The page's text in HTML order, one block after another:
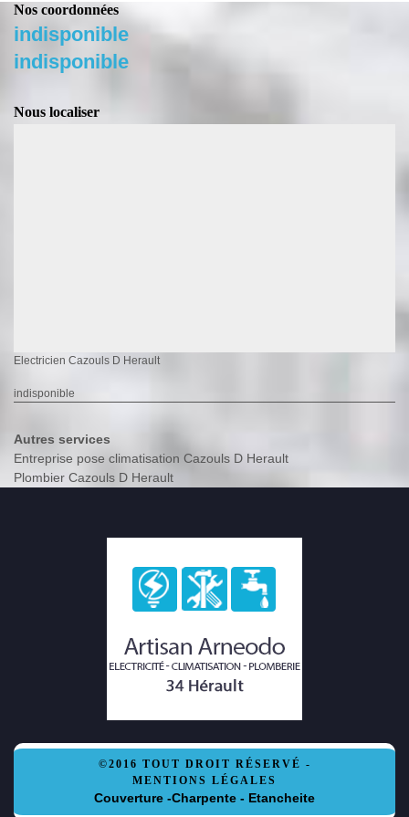
Nos coordonnées
indisponible
indisponible
Nous localiser
Electricien Cazouls D Herault
indisponible
Autres services
Entreprise pose climatisation Cazouls D Herault
Plombier Cazouls D Herault
©2016 TOUT DROIT RÉSERVÉ -
MENTIONS LÉGALES
Couverture -Charpente - Etancheite